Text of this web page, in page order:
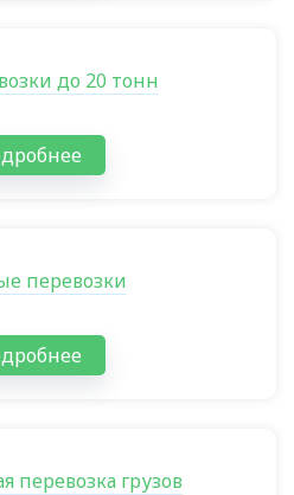
до 20 тонн
перевозки
перевозка грузов